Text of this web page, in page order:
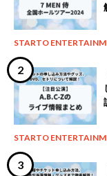
STARTO
STARTO